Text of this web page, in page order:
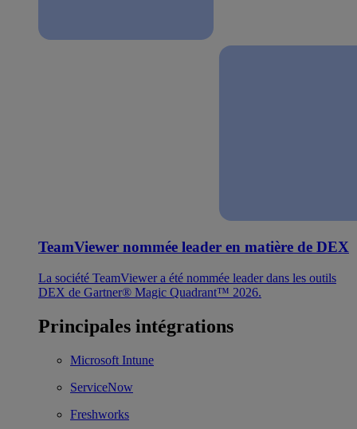
TeamViewer nommée leader en matière de DEX
La société TeamViewer a été nommée leader dans les outils
DEX de Gartner® Magic Quadrant™ 2026.
Principales intégrations
Microsoft Intune
ServiceNow
Freshworks